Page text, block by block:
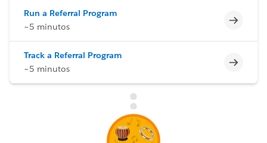
Run a Referral Program
~5 minutos
Track a Referral Program
~5 minutos